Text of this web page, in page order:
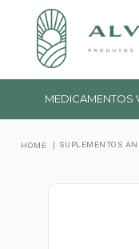
MEDICAMENTOS
SUPLEMENTOS